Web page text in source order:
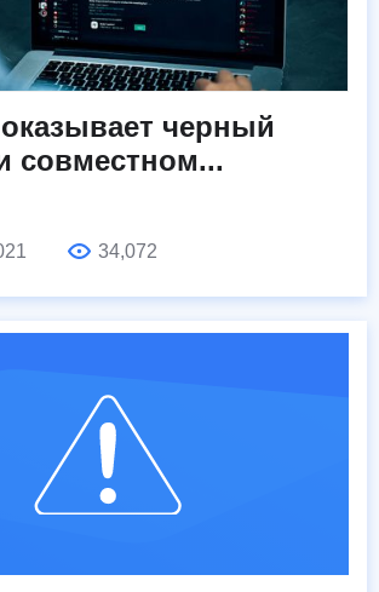
черный
совместном...
34,072